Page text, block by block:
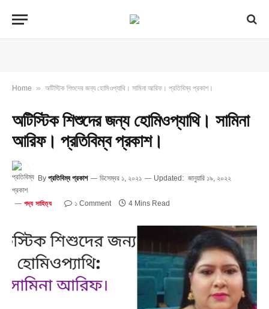
Home » অটিস্টিক শিশুদের জন্য হোমিওপ্যাথি। সামিনা আরিফ। প্রতিবিম্ব প্রকাশ।
অটিস্টিক শিশুদের জন্য হোমিওপ্যাথি। সামিনা
আরিফ। প্রতিবিম্ব প্রকাশ।
By প্রতিবিম্ব প্রকাশ ডিসেম্বর ১, ২০২১ Updated: জানুয়ারি ১৯, ২০২২
গদ্য সাহিত্য ১ Comment 4 Mins Read